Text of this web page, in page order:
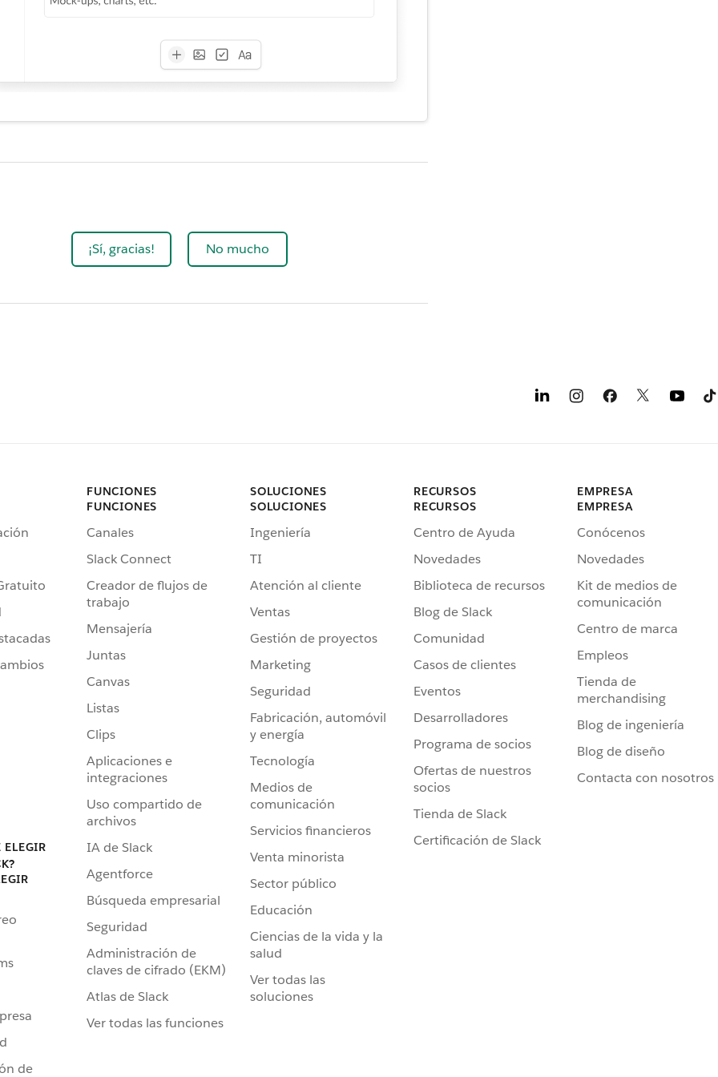
¡Sí, gracias! No mucho
ELEGIR
de
FUNCIONES
FUNCIONES
Canales
Slack Connect
Creador de flujos de
trabajo
Mensajería
Juntas
Canvas
Listas
Clips
Aplicaciones e
integraciones
Uso compartido de
archivos
IA de Slack
Agentforce
Búsqueda empresarial
Seguridad
Administración de
claves de cifrado (EKM)
Atlas de Slack
Ver todas las funciones
SOLUCIONES
SOLUCIONES
Ingeniería
TI
Atención al cliente
Ventas
Gestión de proyectos
Marketing
Seguridad
Fabricación, automóvil
y energía
Tecnología
Medios de
comunicación
Servicios financieros
Venta minorista
Sector público
Educación
Ciencias de la vida y la
salud
Ver todas las
soluciones
RECURSOS
RECURSOS
Centro de Ayuda
Novedades
Biblioteca de recursos
Blog de Slack
Comunidad
Casos de clientes
Eventos
Desarrolladores
Programa de socios
Ofertas de nuestros
socios
Tienda de Slack
Certificación de Slack
EMPRESA
EMPRESA
Conócenos
Novedades
Kit de medios de
comunicación
Centro de marca
Empleos
Tienda de
merchandising
Blog de ingeniería
Blog de diseño
Contacta con nosotros